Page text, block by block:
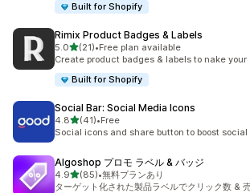
Built for Shopify
Rimix Product Badges & Labels
5.05つ星中
(21)
合計レビュー数：21件
•Free plan available
Create product badges & labels to nake
Built for Shopify
Social Bar: Social Media Icons
4.85つ星中
(41)
合計レビュー数：41件
•Free
Social icons and share button to boost
Algoshop プロモ ラベル & バッジ
4.95つ星中
(85)
合計レビュー数：85件
•無料プランあり
ターゲット化された製品ラベルでクリック数 &